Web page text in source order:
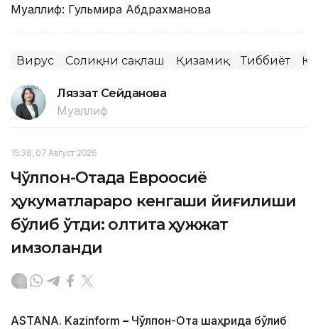
Муаллиф: Гульмира Абдрахманова
Вирус Соғлиқни сақлаш Қизамиқ Тиббиёт
Ляззат Сейданова
Муаллиф
15:38, 07 Август 2026
Чўлпон-Отада Евроосиё
ҳукуматлараро кенгаши йиғилиши
бўлиб ўтди: олтита ҳужжат
имзоланди
ASTANA. Kazinform – Чўлпон-Ота шаҳрида бўлиб